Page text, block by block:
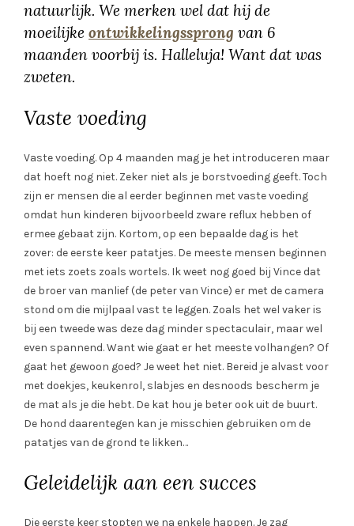
natuurlijk. We merken wel dat hij de
moeilijke ontwikkelingssprong van 6
maanden voorbij is. Halleluja! Want dat was
zweten.
Vaste voeding
Vaste voeding. Op 4 maanden mag je het introduceren maar
dat hoeft nog niet. Zeker niet als je borstvoeding geeft. Toch
zijn er mensen die al eerder beginnen met vaste voeding
omdat hun kinderen bijvoorbeeld zware reflux hebben of
ermee gebaat zijn. Kortom, op een bepaalde dag is het
zover: de eerste keer patatjes. De meeste mensen beginnen
met iets zoets zoals wortels. Ik weet nog goed bij Vince dat
de broer van manlief (de peter van Vince) er met de camera
stond om die mijlpaal vast te leggen. Zoals het wel vaker is
bij een tweede was deze dag minder spectaculair, maar wel
even spannend. Want wie gaat er het meeste volhangen? Of
gaat het gewoon goed? Je weet het niet. Bereid je alvast voor
met doekjes, keukenrol, slabjes en desnoods bescherm je
de mat als je die hebt. De kat hou je beter ook uit de buurt.
De hond daarentegen kan je misschien gebruiken om de
patatjes van de grond te likken…
Geleidelijk aan een succes
Die eerste keer stopten we na enkele happen. Je zag